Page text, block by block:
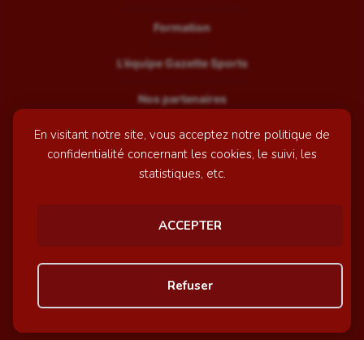
En visitant notre site, vous acceptez notre politique de
confidentialité concernant les cookies, le suivi, les
statistiques, etc.
ACCEPTER
Refuser
Formation
L’équipe Gazette Sports
Nos partenaires
Recrutement
Mentions légales
© GazetteSports - 2026 | Site internet réalisé par
Awelty